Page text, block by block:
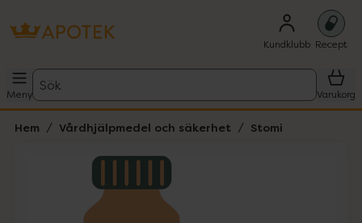
Kundklubb Recept
Meny
Sök
Varukorg
Hem Vårdhjälpmedel och säkerhet Stomi
Lista: . Innehåller 1 objekt.